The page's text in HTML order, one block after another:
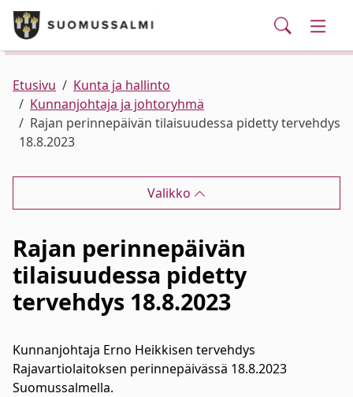
Siirry pääsisältöön
Puhelinluettelo/yhteystiedot
Palvelut
Ajankohtaista
Verkkokauppa
Haku
Kunta ja hallinto
Asuminen ja ympäristö
Varhaiskasvatus ja koulutus
Elinvoima
Etusivu
Kunta ja hallinto
Kunnanjohtaja ja johtoryhmä
Rajan perinnepäivän tilaisuudessa pidetty tervehdys
18.8.2023
Valikko
Rajan perinnepäivän
tilaisuudessa pidetty
tervehdys 18.8.2023
Kunnanjohtaja Erno Heikkisen tervehdys
Rajavartiolaitoksen perinnepäivässä 18.8.2023
Suomussalmella.